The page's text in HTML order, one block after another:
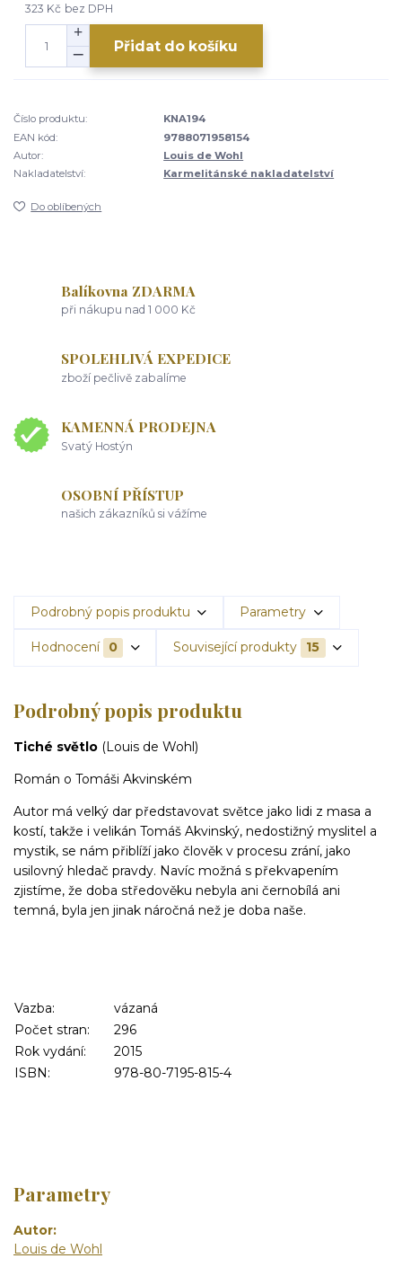
323 Kč bez DPH
Přidat do košíku
Číslo produktu:
KNA194
EAN kód:
9788071958154
Autor:
Louis de Wohl
Nakladatelství:
Karmelitánské nakladatelství
Do oblíbených
Balíkovna ZDARMA
při nákupu nad 1 000 Kč
SPOLEHLIVÁ EXPEDICE
zboží pečlivě zabalíme
KAMENNÁ PRODEJNA
Svatý Hostýn
OSOBNÍ PŘÍSTUP
našich zákazníků si vážíme
Podrobný popis produktu Parametry
Hodnocení 0 Související produkty 15
Podrobný popis produktu
Tiché světlo (Louis de Wohl)
Román o Tomáši Akvinském
Autor má velký dar představovat světce jako lidi z masa a
kostí, takže i velikán Tomáš Akvinský, nedostižný myslitel a
mystik, se nám přiblíží jako člověk v procesu zrání, jako
usilovný hledač pravdy. Navíc možná s překvapením
zjistíme, že doba středověku nebyla ani černobílá ani
temná, byla jen jinak náročná než je doba naše.
Vazba:
vázaná
Počet stran:
296
Rok vydání:
2015
ISBN:
978-80-7195-815-4
Parametry
Autor
Louis de Wohl